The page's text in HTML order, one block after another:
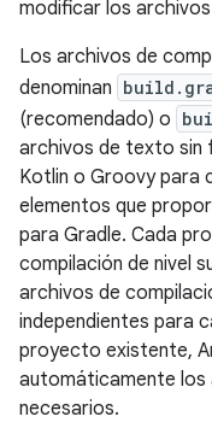
modificar los
Los archivos de
denominan
(recomendado) o
archivos de texto sin
Kotlin o Groovy para
elementos que
para Gradle. Cada
compilación de nivel
archivos de
independientes para
proyecto existente,
automáticamente los
necesarios.